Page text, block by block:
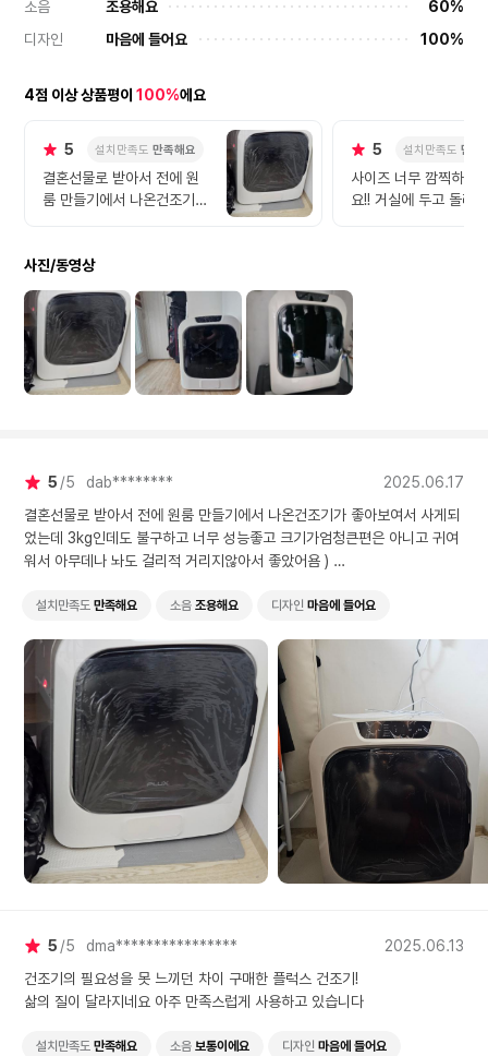
소음 조용해요
60%
디자인
마음에 들어요 100%
4점 이상 상품평이 100%에요
5 설치만족도 만족해요
결혼선물로 받아서 전에 원
룸 만들기에서 나온건조기가
능좋고 크기가엄청큰편은 아
니고 귀여워서 아무데나 놔
도 걸리적 거리지않아서 좋
았어욤 ) 하이마트거에 5년
무상as라서 만족하면서 뽀
송한 빨래들이랑 살고있습니
다! 곧 장마라서 엄청꿉꿉할
5 설치만족도 만족
사이즈 너무 깜찍하고
요!! 거실에 두고 돌리
사진/동영상
5 5 dab********
2025.06.17
결혼선물로 받아서 전에 원룸 만들기에서 나온건조기가 좋아보여서 사게되
었는데 3kg인데도 불구하고 너무 성능좋고 크기가엄청큰편은 아니고 귀여
워서 아무데나 놔도 걸리적 거리지않아서 좋았어욤 )
다! 곧 장마라서 엄청꿉꿉할텐데 수건이나 옷들 걸레냄새에서 해방되서 좋
설치만족도 만족해요 소음 조용해요 디자인 마음에 들어요
5 5 dma****************
2025.06.13
건조기의 필요성을 못 느끼던 차이 구매한 플럭스 건조기!
삶의 질이 달라지네요 아주 만족스럽게 사용하고 있습니다
설치만족도 만족해요 소음 보통이에요 디자인 마음에 들어요